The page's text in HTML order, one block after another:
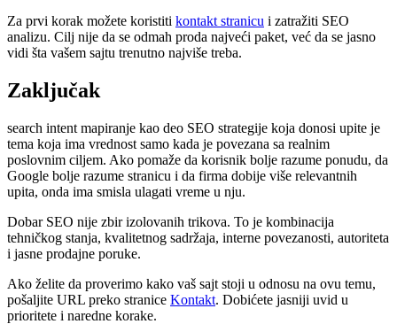
Za prvi korak možete koristiti kontakt stranicu i zatražiti SEO
analizu. Cilj nije da se odmah proda najveći paket, već da se jasno
vidi šta vašem sajtu trenutno najviše treba.
Zaključak
search intent mapiranje kao deo SEO strategije koja donosi upite je
tema koja ima vrednost samo kada je povezana sa realnim
poslovnim ciljem. Ako pomaže da korisnik bolje razume ponudu, da
Google bolje razume stranicu i da firma dobije više relevantnih
upita, onda ima smisla ulagati vreme u nju.
Dobar SEO nije zbir izolovanih trikova. To je kombinacija
tehničkog stanja, kvalitetnog sadržaja, interne povezanosti, autoriteta
i jasne prodajne poruke.
Ako želite da proverimo kako vaš sajt stoji u odnosu na ovu temu,
pošaljite URL preko stranice Kontakt. Dobićete jasniji uvid u
prioritete i naredne korake.